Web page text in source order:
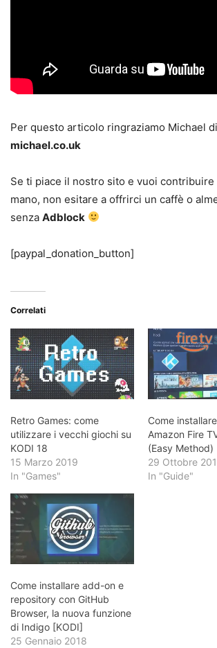
Per questo articolo ringraziamo Michael di
michael.co.uk
Se ti piace il nostro sito e vuoi contribuire
mano, non esitare a offrirci un caffè o
senza Adblock
[paypal_donation_button]
Correlati
Retro Games: come
utilizzare i vecchi giochi su
KODI 18
15 Marzo 2019
In "Games"
Come
Amazon Fire
(Easy Method)
29 Ottobre
In "Guide"
Come installare add-on e
repository con GitHub
Browser, la nuova funzione
di Indigo [KODI]
25 Gennaio 2018